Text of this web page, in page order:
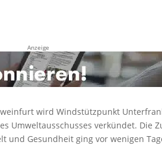
Anzeige
wird Windstützpunkt
Umweltausschusses verkündet. Die
und Gesundheit ging vor wenigen